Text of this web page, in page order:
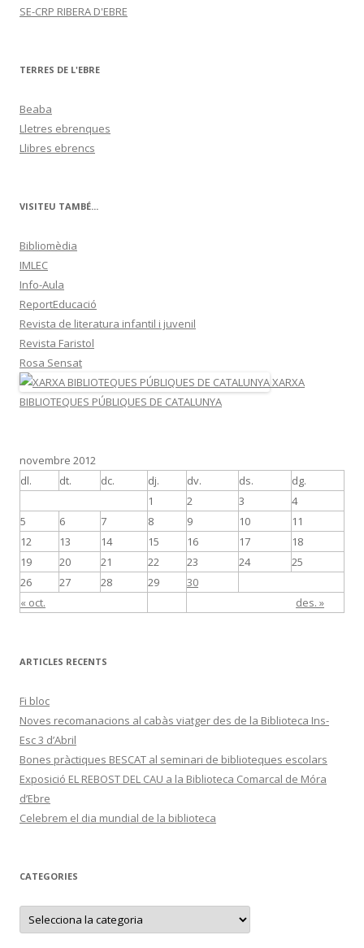
SE-CRP RIBERA D'EBRE
TERRES DE L'EBRE
Beaba
Lletres ebrenques
Llibres ebrencs
VISITEU TAMBÉ...
Bibliomèdia
IMLEC
Info-Aula
ReportEducació
Revista de literatura infantil i juvenil
Revista Faristol
Rosa Sensat
XARXA
BIBLIOTEQUES PÚBLIQUES DE CATALUNYA
novembre 2012
dl.
dt. dc. dj. dv. ds. dg.
« oct. des. »
1 2 3
4
5
6 7 8 9 10
11
12
13 14 15 16 17
18
19
20 21 22 23 24
25
26
27 28 29 30
ARTICLES RECENTS
Fi bloc
Noves recomanacions al cabàs viatger des de la Biblioteca Ins-
Esc 3 d’Abril
Bones pràctiques BESCAT al seminari de biblioteques escolars
Exposició EL REBOST DEL CAU a la Biblioteca Comarcal de Móra
d’Ebre
Celebrem el dia mundial de la biblioteca
CATEGORIES
C
t